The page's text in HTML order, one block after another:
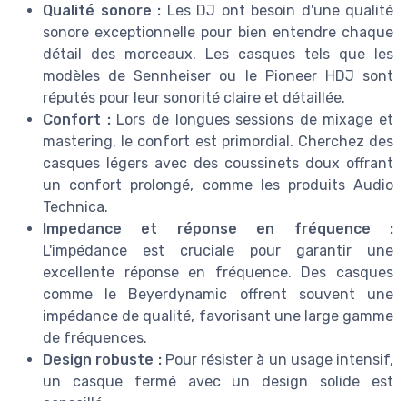
Qualité sonore : Les DJ ont besoin d'une qualité
sonore exceptionnelle pour bien entendre chaque
détail des morceaux. Les casques tels que les
modèles de Sennheiser ou le Pioneer HDJ sont
réputés pour leur sonorité claire et détaillée.
Confort :Lors de longues sessions de mixage et
mastering, le confort est primordial. Cherchez des
casques légers avec des coussinets doux offrant
un confort prolongé, comme les produits Audio
Technica.
Impedance et réponse en fréquence :
L'impédance est cruciale pour garantir une
excellente réponse en fréquence. Des casques
comme le Beyerdynamic offrent souvent une
impédance de qualité, favorisant une large gamme
de fréquences.
Design robuste :Pour résister à un usage intensif,
un casque fermé avec un design solide est